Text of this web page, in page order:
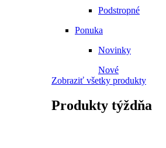
Podstropné
Ponuka
Novinky
Nové
Zobraziť všetky produkty
Produkty týždňa